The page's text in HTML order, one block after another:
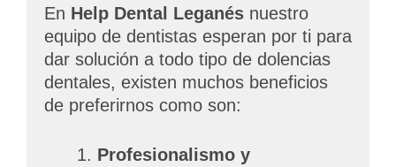
En Help Dental Leganés nuestro
equipo de dentistas esperan por ti para
dar solución a todo tipo de dolencias
dentales, existen muchos beneficios
de preferirnos como son:
Profesionalismo y